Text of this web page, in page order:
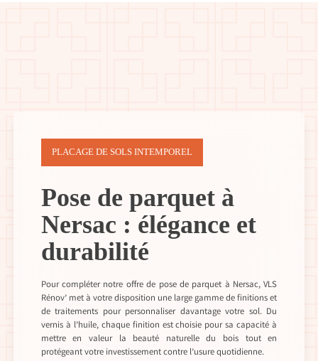
PLACAGE DE SOLS INTEMPOREL
Pose de parquet à
Nersac : élégance et
durabilité
Pour compléter notre offre de pose de parquet à Nersac, VLS
Rénov’ met à votre disposition une large gamme de finitions et
de traitements pour personnaliser davantage votre sol. Du
vernis à l’huile, chaque finition est choisie pour sa capacité à
mettre en valeur la beauté naturelle du bois tout en
protégeant votre investissement contre l’usure quotidienne.